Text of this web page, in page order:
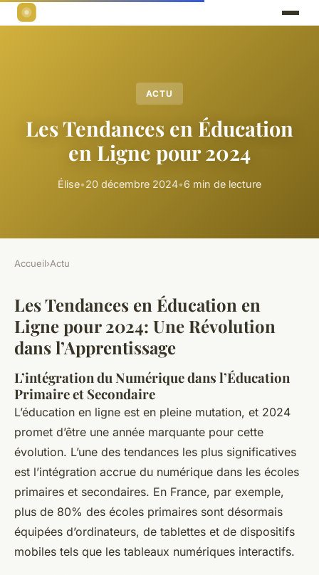
ACTU
Les Tendances en Éducation
en Ligne pour 2024
Élise•20 décembre 2024•6 min de lecture
Accueil›Actu
Les Tendances en Éducation en
Ligne pour 2024: Une Révolution
dans l’Apprentissage
L’intégration du Numérique dans l’Éducation
Primaire et Secondaire
L’éducation en ligne est en pleine mutation, et 2024
promet d’être une année marquante pour cette
évolution. L’une des tendances les plus significatives
est l’intégration accrue du numérique dans les écoles
primaires et secondaires. En France, par exemple,
plus de 80% des écoles primaires sont désormais
équipées d’ordinateurs, de tablettes et de dispositifs
mobiles tels que les tableaux numériques interactifs.